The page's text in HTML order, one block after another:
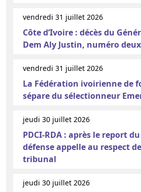
vendredi 31 juillet 2026
Côte d’Ivoire : décès du
Dem Aly Justin, numéro
vendredi 31 juillet 2026
La Fédération ivoirienne de
sépare du sélectionneur
jeudi 30 juillet 2026
PDCI-RDA : après le report
défense appelle au respect
tribunal
jeudi 30 juillet 2026